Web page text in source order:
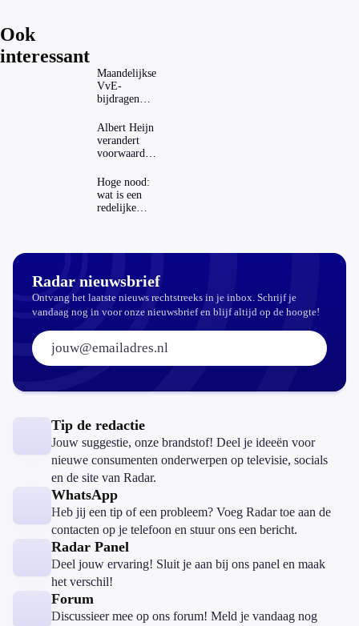
Ook
interessant
Maandelijkse
VvE-
bijdragen
dat invloed
op je
hypotheek?
Albert Heijn
verandert
voorwaarden
mag dat
zomaar?
Hoge nood:
wat is een
redelijke
Radar nieuwsbrief
Ontvang het laatste nieuws rechtstreeks in je inbox. Schrijf je
vandaag nog in voor onze nieuwsbrief en blijf altijd op de hoogte!
E-mailadres:
Tip de redactie
Jouw suggestie, onze brandstof! Deel je ideeën voor
nieuwe consumenten onderwerpen op televisie, socials
en de site van Radar.
WhatsApp
Heb jij een tip of een probleem? Voeg Radar toe aan de
contacten op je telefoon en stuur ons een bericht.
Radar Panel
Deel jouw ervaring! Sluit je aan bij ons panel en maak
het verschil!
Forum
Discussieer mee op ons forum! Meld je vandaag nog